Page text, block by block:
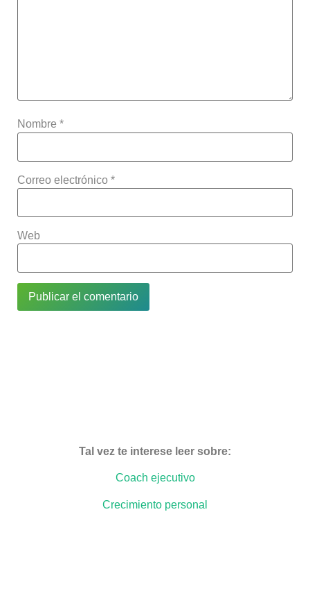
Nombre *
Correo electrónico *
Web
Tal vez te interese leer sobre:
Coach ejecutivo
Crecimiento personal